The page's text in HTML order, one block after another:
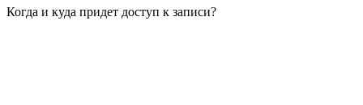
Когда и куда придет доступ к записи?